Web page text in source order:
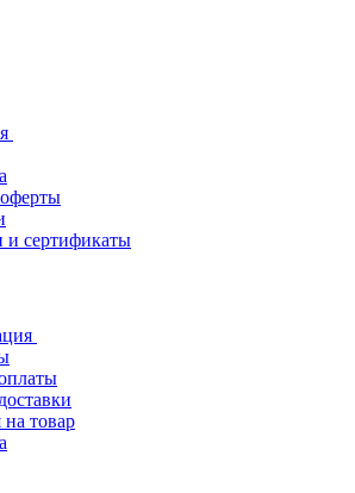
и сертификаты
на товар